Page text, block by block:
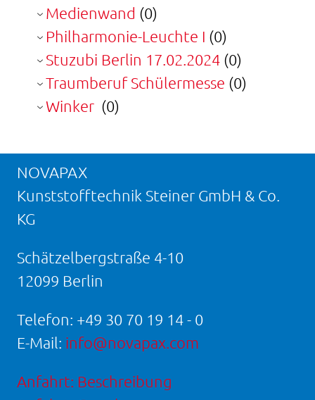
Medienwand (0)
Philharmonie-Leuchte I (0)
Stuzubi Berlin 17.02.2024 (0)
Traumberuf Schülermesse (0)
Winker (0)
NOVAPAX
Kunststofftechnik Steiner GmbH & Co.
KG
Schätzelbergstraße 4-10
12099 Berlin
Telefon: +49 30 70 19 14 - 0
E-Mail: info@novapax.com
Anfahrt: Beschreibung